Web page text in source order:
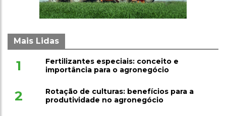
Mais Lidas
1
Fertilizantes especiais: conceito e
importância para o agronegócio
2
Rotação de culturas: benefícios para a
produtividade no agronegócio